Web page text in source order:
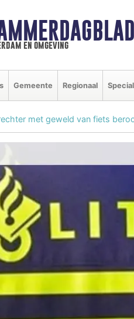
en omgeving
Gemeente Regionaal
met geweld van fiets